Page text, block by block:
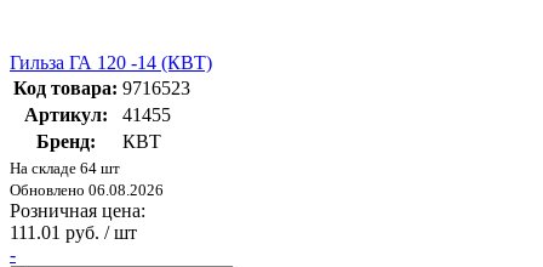
Гильза ГА 120 -14 (КВТ)
Код товара: 9716523
Артикул:
41455
Бренд:
КВТ
На складе 64 шт
Обновлено 06.08.2026
Розничная цена:
111.01 руб. / шт
-